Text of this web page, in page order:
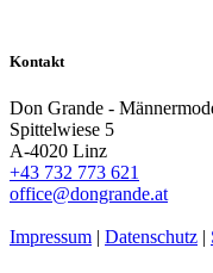
Kontakt
Don Grande -
Spittelwiese 5
A-4020 Linz
+43 732 773 621
office@dongrande.at
Impressum | Datenschutz |